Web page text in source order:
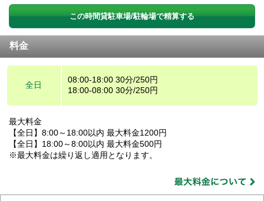
この時間貸駐車場/駐輪場で精算する
料金
全日
08:00-18:00 30分/250円
18:00-08:00 30分/250円
最大料金
【全日】8:00～18:00以内 最大料金1200円
【全日】18:00～8:00以内 最大料金500円
※最大料金は繰り返し適用となります。